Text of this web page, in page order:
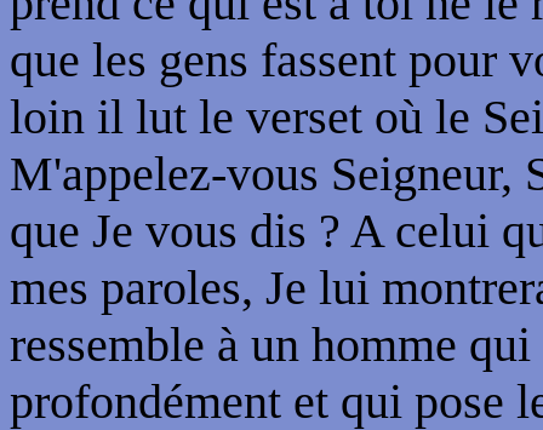
que les gens fassent pour
loin il lut le verset où le
M'appelez-vous Seigneur,
que Je vous dis ? A celui
mes paroles, Je lui
ressemble à un homme
profondément et qui pose